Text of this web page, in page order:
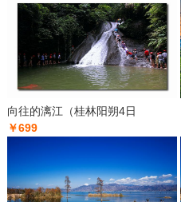
向往的漓江（桂林阳朔4日
￥699